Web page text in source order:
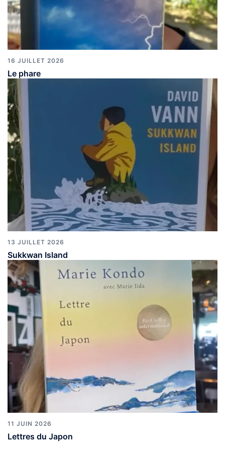
16 JUILLET 2026
Le phare
13 JUILLET 2026
Sukkwan Island
11 JUIN 2026
Lettres du Japon